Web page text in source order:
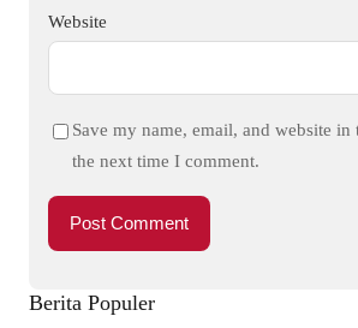
Website
Save my name, email, and website
the next time I comment.
Berita Populer